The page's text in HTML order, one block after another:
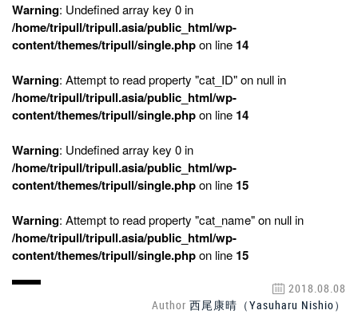
Warning: Undefined array key 0 in
/home/tripull/tripull.asia/public_html/wp-
content/themes/tripull/single.phpon line 14
Warning: Attempt to read property "cat_ID" on null in
/home/tripull/tripull.asia/public_html/wp-
content/themes/tripull/single.phpon line 14
Warning: Undefined array key 0 in
/home/tripull/tripull.asia/public_html/wp-
content/themes/tripull/single.phpon line 15
Warning: Attempt to read property "cat_name" on null in
/home/tripull/tripull.asia/public_html/wp-
content/themes/tripull/single.phpon line 15
2018.08.08
Author 西尾康晴（Yasuharu Nishio）